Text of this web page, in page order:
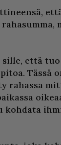
että
Tässä
rahassa
kohdata